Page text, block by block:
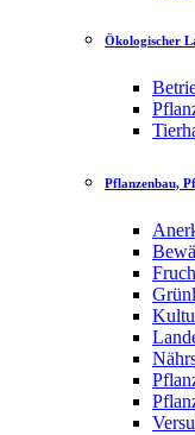
Ökologischer
Pflanzenbau,